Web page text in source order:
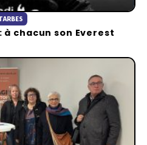
à chacun son Everest